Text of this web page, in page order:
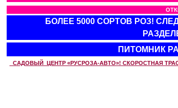
БОЛЕЕ 5000 СОРТОВ РОЗ!
ПИТОМНИК
САДОВЫЙ ЦЕНТР «РУСРОЗА-АВТО»! СКОРОСТНАЯ